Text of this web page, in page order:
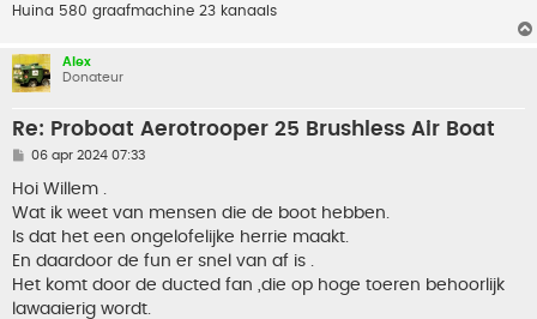
Huina 580 graafmachine 23 kanaals
Alex
Donateur
Re: Proboat Aerotrooper 25 Brushless Air Boat
B
r
c
h
06 apr 2024 07:33
Hoi Willem .
Wat ik weet van mensen die de boot hebben.
Is dat het een ongelofelijke herrie maakt.
En daardoor de fun er snel van af is .
Het komt door de ducted fan ,die op hoge toeren behoorlijk
lawaaierig wordt.